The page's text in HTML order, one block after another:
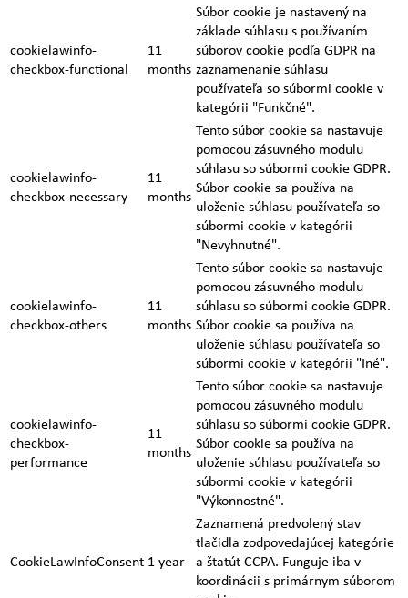
cookielawinfo-
checkbox-functional
11
months
Súbor cookie je nastavený na
základe súhlasu s používaním
súborov cookie podľa GDPR na
zaznamenanie súhlasu
používateľa so súbormi cookie v
kategórii "Funkčné".
cookielawinfo-
checkbox-necessary
11
months
Tento súbor cookie sa nastavuje
pomocou zásuvného modulu
súhlasu so súbormi cookie GDPR.
Súbor cookie sa používa na
uloženie súhlasu používateľa so
súbormi cookie v kategórii
"Nevyhnutné".
cookielawinfo-
checkbox-others
11
months
Tento súbor cookie sa nastavuje
pomocou zásuvného modulu
súhlasu so súbormi cookie GDPR.
Súbor cookie sa používa na
uloženie súhlasu používateľa so
súbormi cookie v kategórii "Iné".
cookielawinfo-
checkbox-
performance
11
months
Tento súbor cookie sa nastavuje
pomocou zásuvného modulu
súhlasu so súbormi cookie GDPR.
Súbor cookie sa používa na
uloženie súhlasu používateľa so
súbormi cookie v kategórii
"Výkonnostné".
CookieLawInfoConsent 1 year
Zaznamená predvolený stav
tlačidla zodpovedajúcej kategórie
a štatút CCPA. Funguje iba v
koordinácii s primárnym súborom